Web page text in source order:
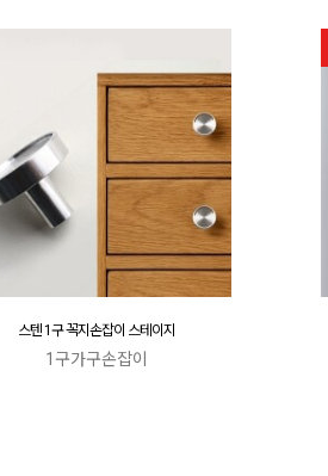
스텐 1구 꼭지손잡이 스테이지
1구가구손잡이